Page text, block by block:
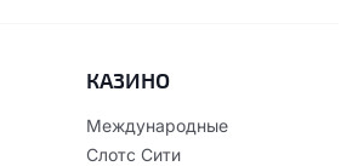
КАЗИНО
Международные
Слотс Сити